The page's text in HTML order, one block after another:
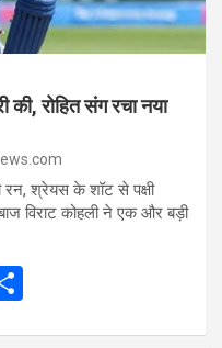
की, रोहित संग रचा नया
रन, श्रेयस के शॉट से पक्षी
विराट कोहली ने एक और बड़ी